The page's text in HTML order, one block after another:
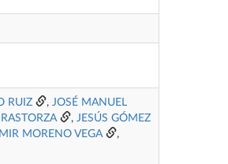
RUIZ , JOSÉ MANUEL
, JESÚS GÓMEZ
MORENO VEGA ,